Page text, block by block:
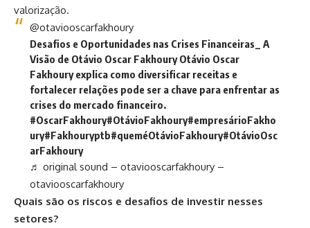
valorização.
@otaviooscarfakhoury
Desafios e Oportunidades nas Crises Financeiras_ A
Visão de Otávio Oscar Fakhoury Otávio Oscar
Fakhoury explica como diversificar receitas e
fortalecer relações pode ser a chave para enfrentar as
crises do mercado financeiro.
#OscarFakhoury#OtávioFakhoury#empresárioFakho
ury#Fakhouryptb#queméOtávioFakhoury#OtávioOsc
arFakhoury
♬ original sound – otaviooscarfakhoury –
otaviooscarfakhoury
Quais são os riscos e desafios de investir nesses
setores?